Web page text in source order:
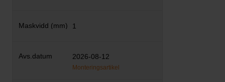
1
2026-08-12
Monteringsartikel